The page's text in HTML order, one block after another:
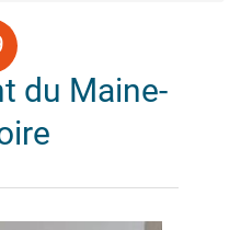
du Maine-